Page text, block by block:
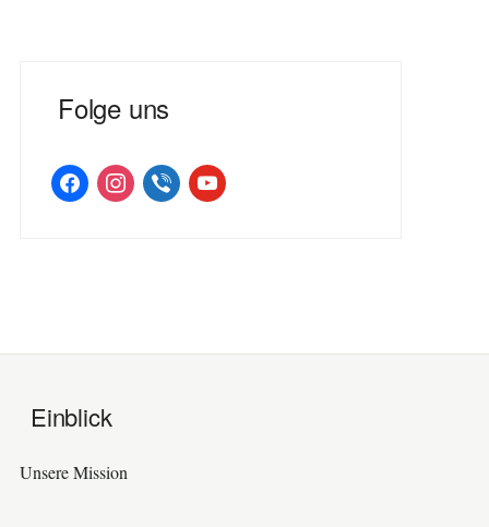
Folge uns
facebookinstagramviber youtube
Einblick
Unsere Mission